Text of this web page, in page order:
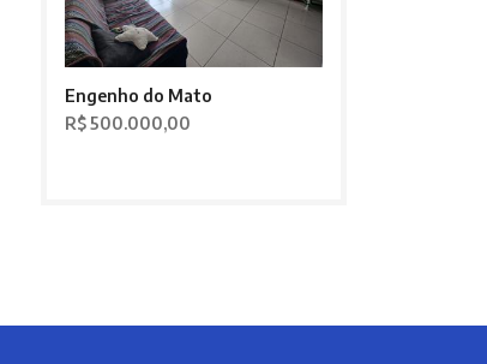
Engenho do Mato
R$ 500.000,00